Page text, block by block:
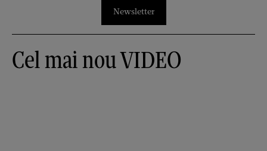
Newsletter
Cel mai nou VIDEO